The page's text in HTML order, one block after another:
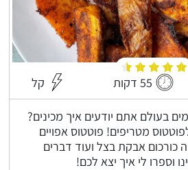
55 דקות קל
בעולם אתם יודעים איך מכינים?
מטריפים! פוטטוס אפויים
כורכום אבקת בצל ועוד דברים
וספרו לי איך יצא לכם!